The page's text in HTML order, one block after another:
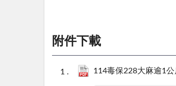
附件下載
114毒保228大麻逾1